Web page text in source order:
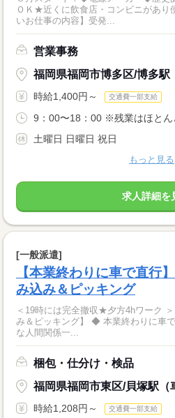
ＯＫ★近くに飲食店・コンビニがあ
いお仕事の内容】受発...
営業事務
福岡県福岡市博多区/博多駅
時給1,400円～ 交通費一部支給
9：00〜18：00 ※残業はほとん
土曜日 日曜日 祝日
もっと見る
求人詳細を
[一般派遣]
【本業終わりに車で直行
み込み＆ピッキング
＜19時には完全撤収★夕方4hワーク
み＆ピッキング】 ◆ 本業終わりに車で直行♪サクッと副収入 ◆ 面倒
な人間関係一...
梱包・仕分け・検品
福岡県福岡市東区/貝塚駅（
時給1,208円～ 交通費一部支給